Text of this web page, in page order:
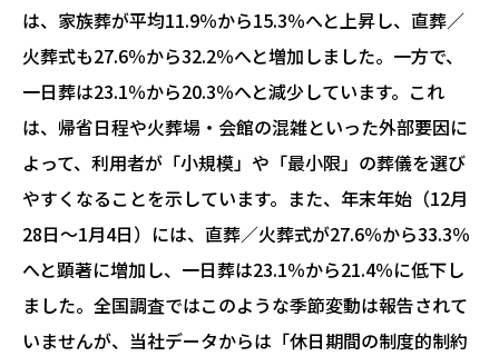
は、家族葬が平均11.9％から15.3％へと上昇し、直葬／
火葬式も27.6％から32.2％へと増加しました。一方で、
一日葬は23.1％から20.3％へと減少しています。これ
は、帰省日程や火葬場・会館の混雑といった外部要因に
よって、利用者が「小規模」や「最小限」の葬儀を選び
やすくなることを示しています。また、年末年始（12月
28日〜1月4日）には、直葬／火葬式が27.6％から33.3％
へと顕著に増加し、一日葬は23.1％から21.4％に低下し
ました。全国調査ではこのような季節変動は報告されて
いませんが、当社データからは「休日期間の制度的制約